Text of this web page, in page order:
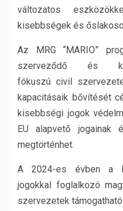
változatos
kisebbségek és
Az MRG “MARIO”
szerveződő és
fókuszú civil
kapacitásaik bővítését
kisebbségi jogok
EU alapvető jogainak
megtörténhet.
A 2024-es évben a
jogokkal foglalkozó
szervezetek